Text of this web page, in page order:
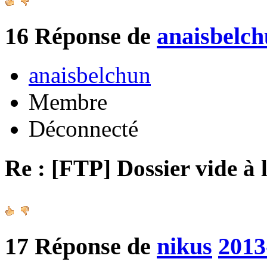
16 Réponse de
anaisbelchun
Membre
Déconnecté
Re : [FTP] Dossier vide à
17 Réponse de nikus